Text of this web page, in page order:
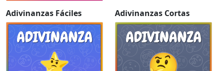
Adivinanzas Fáciles Adivinanzas Cortas